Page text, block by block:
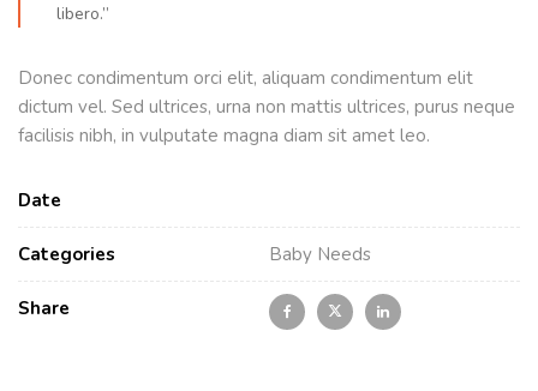
libero.”
Donec condimentum orci elit, aliquam condimentum elit
dictum vel. Sed ultrices, urna non mattis ultrices, purus neque
facilisis nibh, in vulputate magna diam sit amet leo.
Date
Categories Baby Needs
Share